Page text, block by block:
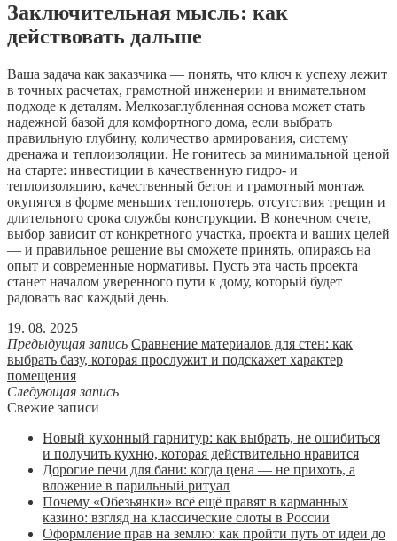
Заключительная мысль: как
действовать дальше
Ваша задача как заказчика — понять, что ключ к успеху лежит
в точных расчетах, грамотной инженерии и внимательном
подходе к деталям. Мелкозаглубленная основа может стать
надежной базой для комфортного дома, если выбрать
правильную глубину, количество армирования, систему
дренажа и теплоизоляции. Не гонитесь за минимальной ценой
на старте: инвестиции в качественную гидро- и
теплоизоляцию, качественный бетон и грамотный монтаж
окупятся в форме меньших теплопотерь, отсутствия трещин и
длительного срока службы конструкции. В конечном счете,
выбор зависит от конкретного участка, проекта и ваших целей
— и правильное решение вы сможете принять, опираясь на
опыт и современные нормативы. Пусть эта часть проекта
станет началом уверенного пути к дому, который будет
радовать вас каждый день.
19. 08. 2025
Предыдущая запись Сравнение материалов для стен: как
выбрать базу, которая прослужит и подскажет характер
помещения
Следующая запись
Свежие записи
Новый кухонный гарнитур: как выбрать, не ошибиться
и получить кухню, которая действительно нравится
Дорогие печи для бани: когда цена — не прихоть, а
вложение в парильный ритуал
Почему «Обезьянки» всё ещё правят в карманных
казино: взгляд на классические слоты в России
Оформление прав на землю: как пройти путь от идеи до